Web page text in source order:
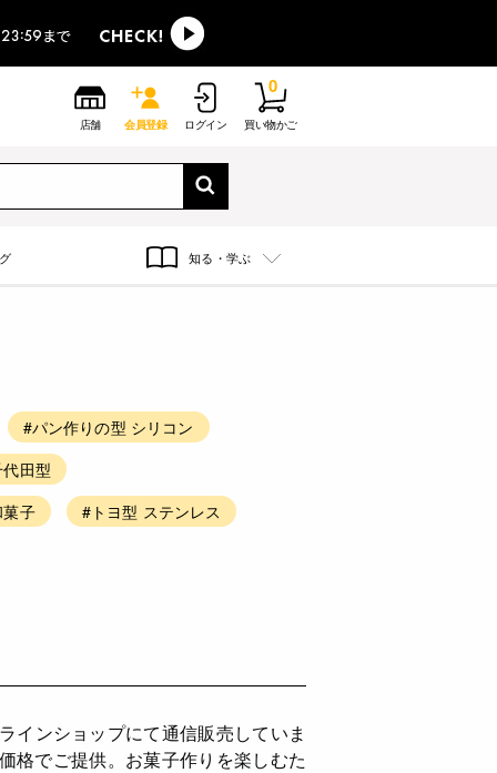
店舗 会員登録 ログイン 買い物かご
0
知る・学ぶ
#パン作りの型 シリコン
田型
子
#トヨ型 ステンレス
インショップにて通信販売していま
格でご提供。お菓子作りを楽しむた